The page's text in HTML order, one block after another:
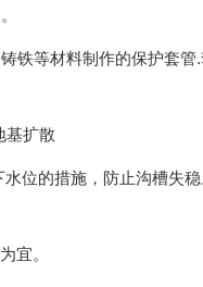
铁等材料制作的保护套
基扩散
位的措施，防止沟槽失
宜。